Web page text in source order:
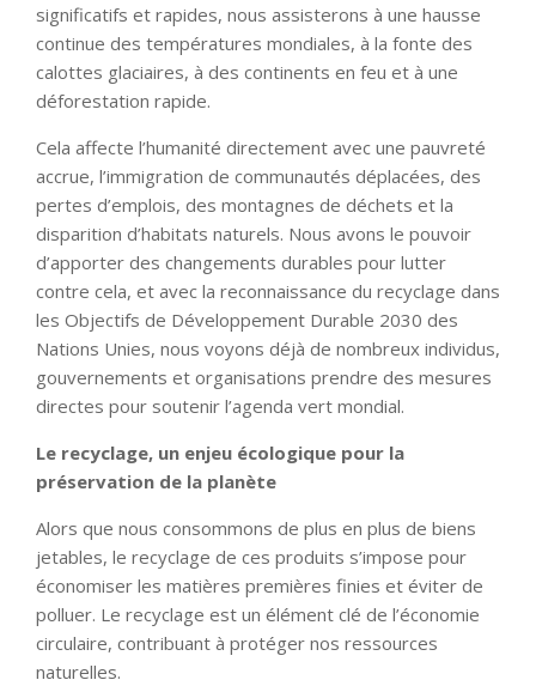
significatifs et rapides, nous assisterons à une hausse
continue des températures mondiales, à la fonte des
calottes glaciaires, à des continents en feu et à une
déforestation rapide.
Cela affecte l’humanité directement avec une pauvreté
accrue, l’immigration de communautés déplacées, des
pertes d’emplois, des montagnes de déchets et la
disparition d’habitats naturels. Nous avons le pouvoir
d’apporter des changements durables pour lutter
contre cela, et avec la reconnaissance du recyclage dans
les Objectifs de Développement Durable 2030 des
Nations Unies, nous voyons déjà de nombreux individus,
gouvernements et organisations prendre des mesures
directes pour soutenir l’agenda vert mondial.
Le recyclage, un enjeu écologique pour la
préservation de la planète
Alors que nous consommons de plus en plus de biens
jetables, le recyclage de ces produits s’impose pour
économiser les matières premières finies et éviter de
polluer. Le recyclage est un élément clé de l’économie
circulaire, contribuant à protéger nos ressources
naturelles.